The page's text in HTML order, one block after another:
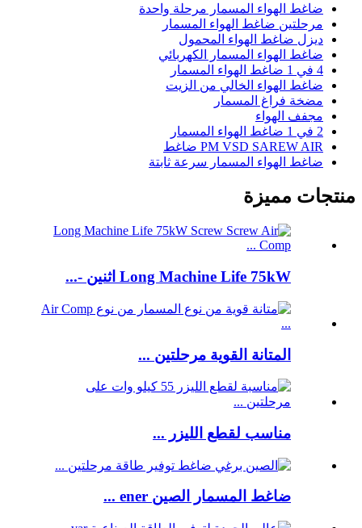
ضاغط الهواء المسمار مرحلة واحدة
مرحلتين ضاغط الهواء المسمار
ديزل ضاغط الهواء المحمول
ضاغط الهواء المسمار الكهربائي
4 في 1 ضاغط الهواء المسمار
ضاغط الهواء الخالي من الزيت
مضخة فراغ المسمار
مجفف الهواء
2 في 1 ضاغط الهواء المسمار
PM VSD SAREW AIR ضاغط
ضاغط الهواء المسمار سرعة ثابتة
منتجات مميزة
Long Machine Life 75kW اثنين -...
المتانة القوية مرحلتين ...
مناسب لقطع الليزر ...
ضاغط المسمار الصين ener ...